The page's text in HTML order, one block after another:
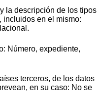
la descripción de los tipos
incluidos en el mismo:
Número, expediente,
terceros, de los datos
en su caso: No se